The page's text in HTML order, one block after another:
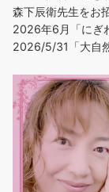
森下辰衛先生をお
2026年6月「にぎ
2026/5/31「大自